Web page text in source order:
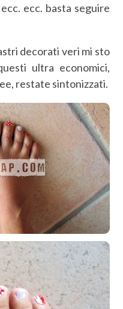
ecc. basta seguire
decorati veri mi sto
ultra economici,
restate sintonizzati.